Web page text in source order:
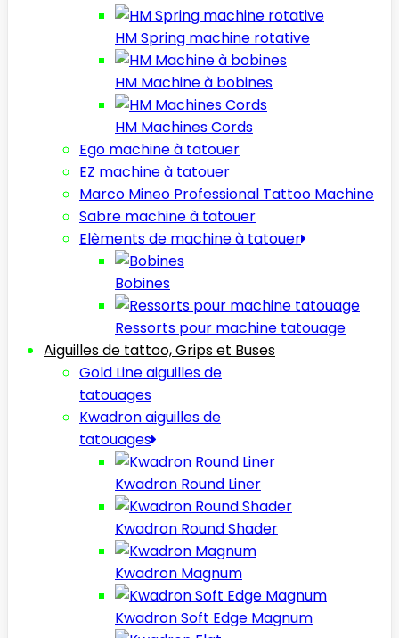
HM Spring machine rotative
HM Machine à bobines
HM Machines Cords
Ego machine à tatouer
EZ machine à tatouer
Marco Mineo Professional Tattoo Machine
Sabre machine à tatouer
Elèments de machine à tatouer
Bobines
Ressorts pour machine tatouage
Aiguilles de tattoo, Grips et Buses
Gold Line aiguilles de
tatouages
Kwadron aiguilles de
tatouages
Kwadron Round Liner
Kwadron Round Shader
Kwadron Magnum
Kwadron Soft Edge Magnum